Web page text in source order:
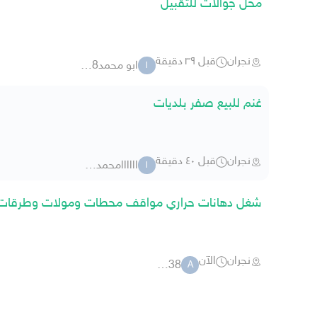
محل جوالات للتقبيل
نجران قبل ٣٩ دقيقة ا ابو محمد5128
غنم للبيع صفر بلديات
نجران قبل ٤٠ دقيقة ا اااااامحمد جبر
شغل دهانات حراري مواقف محطات ومولات
نجران الآن A
alk538